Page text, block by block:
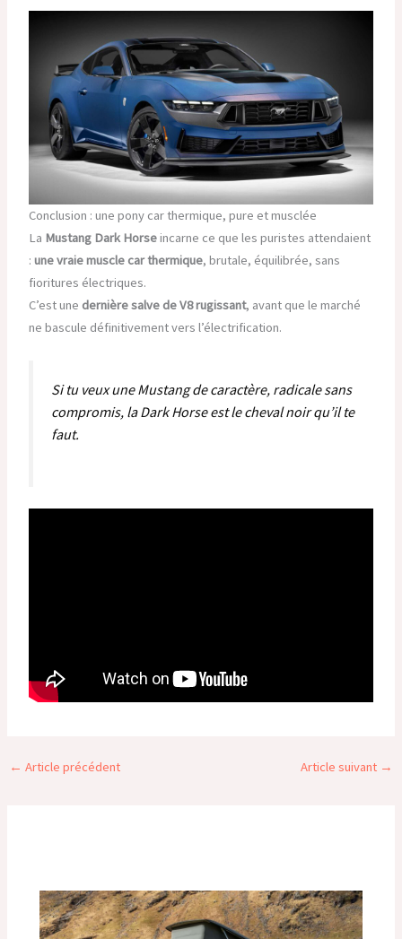
Conclusion : une pony car thermique, pure et musclée
La Mustang Dark Horseincarne ce que les puristes attendaient
: une vraie muscle car thermique, brutale, équilibrée, sans
fioritures électriques.
C’est une dernière salve de V8 rugissant, avant que le marché
ne bascule définitivement vers l’électrification.
Si tu veux une Mustang de caractère, radicale sans
compromis, la Dark Horse est le cheval noir qu’il te
faut.
← Article précédent Article suivant →